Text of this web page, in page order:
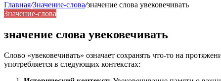
Главная/Значение-слова/значение слова увековечивать
Значение-слова
значение слова увековечивать
Слово «увековечивать» означает сохранять что-то на
употребляется в следующих контекстах: